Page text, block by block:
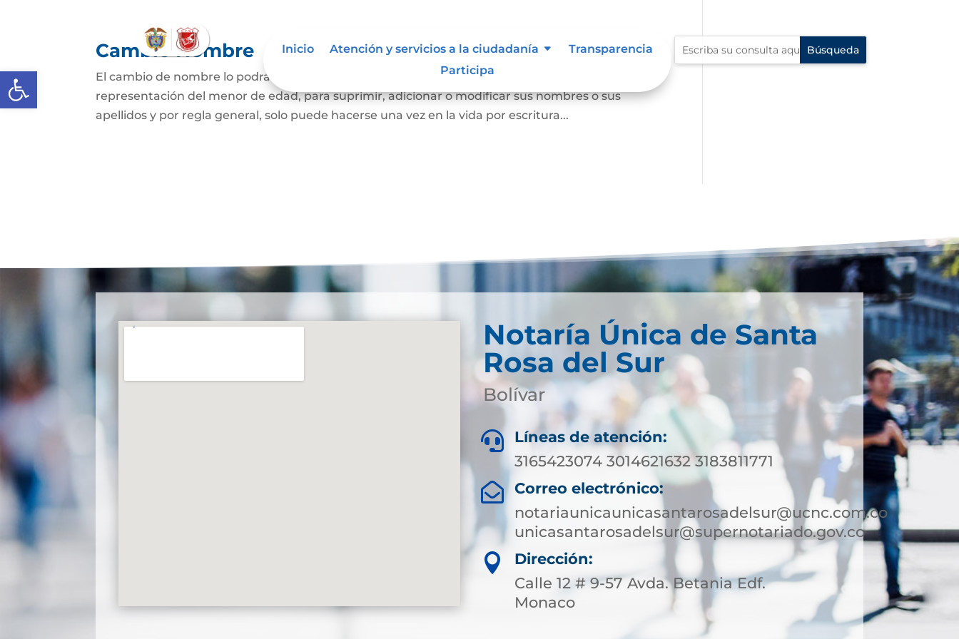
Abrir barra de herramientas
Inicio Atención y servicios a la ciudadanía
Transparencia
Participa
Cambio Nombre
El cambio de nombre lo podrá hacer la persona mayor de edad voluntariamente o los padres en
representación del menor de edad, para suprimir, adicionar o modificar sus nombres o sus
apellidos y por regla general, solo puede hacerse una vez en la vida por escritura...
Notaría Única de Santa
Rosa del Sur
Bolívar

Líneas de atención:
3165423074 3014621632 3183811771

Correo electrónico:
notariaunicaunicasantarosadelsur@ucnc.com.co
unicasantarosadelsur@supernotariado.gov.co

Dirección:
Calle 12 # 9-57 Avda. Betania Edf.
Monaco